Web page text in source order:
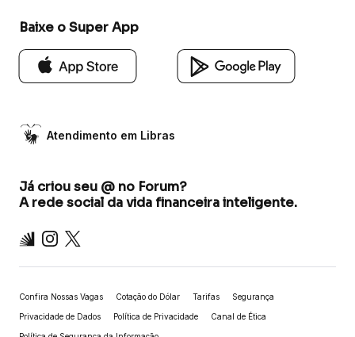
Baixe o Super App
Atendimento em Libras
Já criou seu @ no Forum?
A rede social da vida financeira inteligente.
Inter Instagram
X
Confira Nossas Vagas Cotação do Dólar Tarifas Segurança
Privacidade de Dados Política de Privacidade Canal de Ética